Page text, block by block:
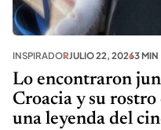
INSPIRADORJULIO 22, 20263 MIN
Lo encontraron
Croacia y su rostro
una leyenda del